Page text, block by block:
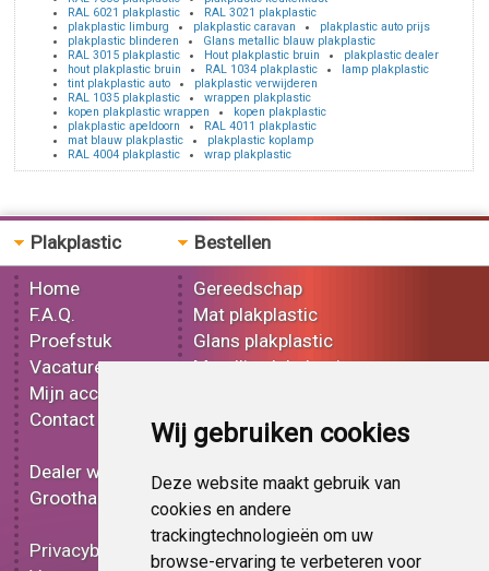
Wij gebruiken cookies
Deze website maakt gebruik van
cookies en andere
trackingtechnologieën om uw
browse-ervaring te verbeteren voor
RAL 6021 plakplastic
RAL 3021 plakplastic
plakplastic limburg
plakplastic caravan
plakplastic auto prijs
plakplastic blinderen
Glans metallic blauw plakplastic
RAL 3015 plakplastic
Hout plakplastic bruin
plakplastic dealer
hout plakplastic bruin
RAL 1034 plakplastic
lamp plakplastic
tint plakplastic auto
plakplastic verwijderen
RAL 1035 plakplastic
wrappen plakplastic
kopen plakplastic wrappen
kopen plakplastic
plakplastic apeldoorn
RAL 4011 plakplastic
mat blauw plakplastic
plakplastic koplamp
RAL 4004 plakplastic
wrap plakplastic
Plakplastic
Home
F.A.Q.
Proefstuk
Vacatures
Mijn account
Contact
Dealer worden
Groothandel
Privacybeleid
Bestellen
Gereedschap
Mat plakplastic
Glans plakplastic
Metallic plakplastic
Effect plakplastic
Bedrukt plakplastic
Carbon plakplastic
Lampen folie
Functionele folie
Plakplastic korting